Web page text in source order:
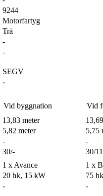
9244
Motorfartyg
Trä
-
-
SEGV
-
Vid byggnation
Vid
13,83 meter
5,82 meter
5,75
-
-
30/-
30/11
1 x Avance
1 x
20 hk, 15 kW
75
-
-